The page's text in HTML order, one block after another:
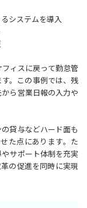
システムを導入
ィスに戻って勤怠管
。この事例では、残
ら営業日報の入力や
貸与などハード面も
た点にあります。た
サポート体制を充実
の促進を同時に実現